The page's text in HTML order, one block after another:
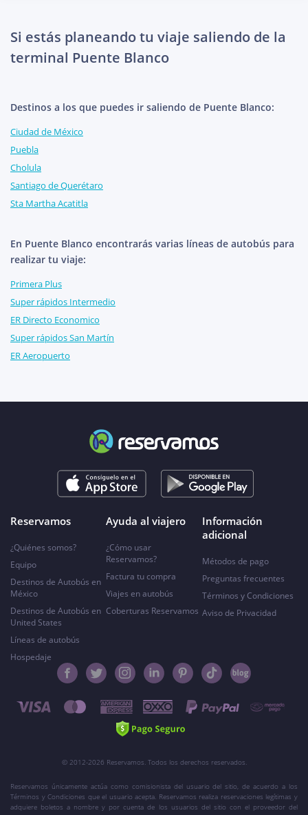
Si estás planeando tu viaje saliendo de la
terminal Puente Blanco
Destinos a los que puedes ir saliendo de Puente Blanco:
Ciudad de México
Puebla
Cholula
Santiago de Querétaro
Sta Martha Acatitla
En Puente Blanco encontrarás varias líneas de autobús para
realizar tu viaje:
Primera Plus
Super rápidos Intermedio
ER Directo Economico
Super rápidos San Martín
ER Aeropuerto
Reservamos
¿Quiénes somos?
Equipo
Destinos de Autobús en
México
Destinos de Autobús en
United States
Líneas de autobús
Hospedaje
Ayuda al viajero
¿Cómo usar
Reservamos?
Factura tu compra
Viajes en autobús
Coberturas Reservamos
Información
adicional
Métodos de pago
Preguntas frecuentes
Términos y Condiciones
Aviso de Privacidad
© 2012-2026 Reservamos. Todos los derechos reservados.
Reservamos únicamente actúa como comisionista del usuario del sitio, de acuerdo a los
Términos y Condiciones que el usuario acepta. Reservamos realiza reservaciones legítimas y
adquiere boletos a nombre y por cuenta de los usuarios del sitio con el proveedor del